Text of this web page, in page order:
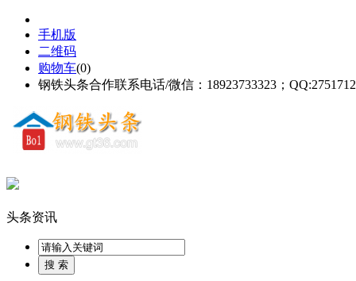
手机版
二维码
购物车(0)
钢铁头条合作联系电话/微信：18923733323；
头条资讯